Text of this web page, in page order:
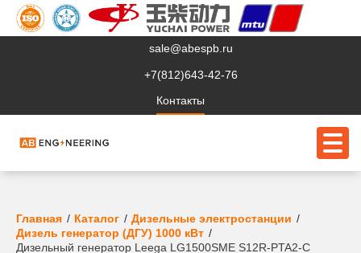
sale@abespb.ru
+7(812)643-42-76
Контакты
О компании
Клиентам
Главная Каталог
Дизельные электростанции
Дизель генератор (ДГУ) 1000 кВт
Дизельный генератор Leega LG1500SME S12R-PTA2-C